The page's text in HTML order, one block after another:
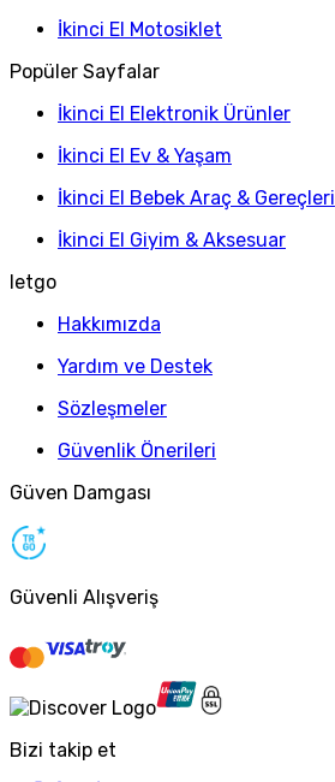
İkinci El Motosiklet
Popüler Sayfalar
İkinci El Elektronik Ürünler
İkinci El Ev & Yaşam
İkinci El Bebek Araç & Gereçleri
İkinci El Giyim & Aksesuar
letgo
Hakkımızda
Yardım ve Destek
Sözleşmeler
Güvenlik Önerileri
Güven Damgası
Güvenli Alışveriş
Bizi takip et